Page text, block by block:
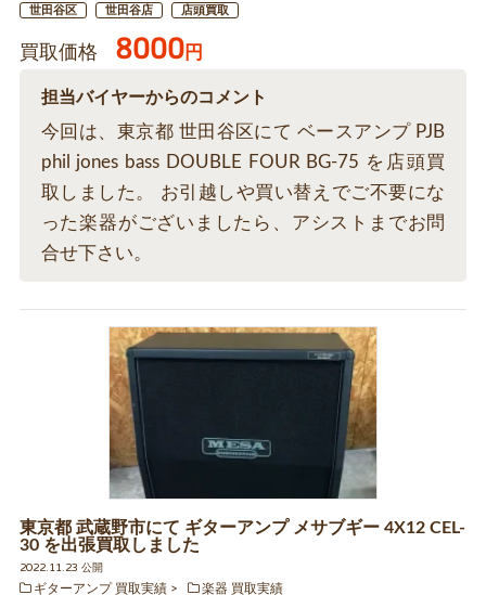
世田谷区 世田谷店 店頭買取
買取価格 8000円
担当バイヤーからのコメント
今回は、東京都 世田谷区にて ベースアンプ PJB
phil jones bass DOUBLE FOUR BG-75 を店頭買
取しました。 お引越しや買い替えでご不要にな
った楽器がございましたら、アシストまでお問
合せ下さい。
東京都 武蔵野市にて ギターアンプ メサブギー 4X12 CEL-
30 を出張買取しました
2022.11.23 公開
ギターアンプ 買取実績
楽器 買取実績